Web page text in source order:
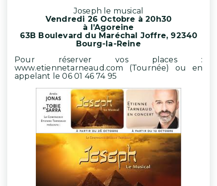
Joseph le musical
Vendredi 26 Octobre à 20h30
à l’Agoreine
63B Boulevard du Maréchal Joffre, 92340
Bourg-la-Reine
Pour réserver vos places :
www.etiennetarneaud.com (Tournée) ou en
appelant le 06 01 46 74 95